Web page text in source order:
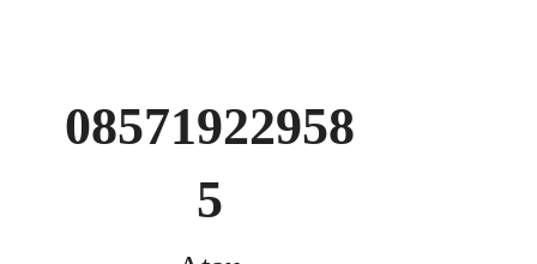
08571922958
5